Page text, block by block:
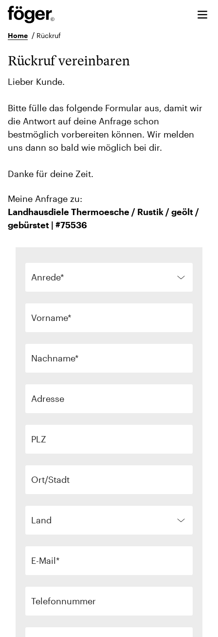
Home / Rückruf
Rückruf vereinbaren
Lieber Kunde.
Bitte fülle das folgende Formular aus, damit wir
die Antwort auf deine Anfrage schon
bestmöglich vorbereiten können. Wir melden
uns dann so bald wie möglich bei dir.
Danke für deine Zeit.
Meine Anfrage zu:
Landhausdiele Thermoesche / Rustik / geölt /
gebürstet | #75536
Anrede
Vorname
Nachname
Adresse
PLZ
Ort/Stadt
Land
E-Mail
Telefonnummer